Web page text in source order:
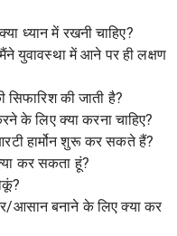
ध्यान में रखनी चाहिए?
युवावस्था में आने पर ही लक्षण
की जाती है?
के लिए क्या करना चाहिए?
हार्मोन शुरू कर सकते हैं?
कर सकता हूं?
आसान बनाने के लिए क्या कर